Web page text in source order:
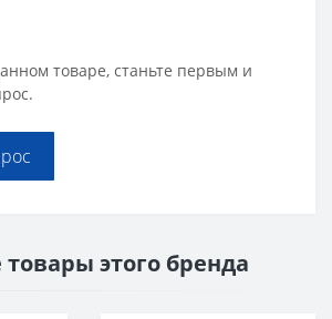
товаре, станьте первым и
этого бренда